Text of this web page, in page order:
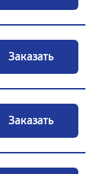
Заказать
Заказать